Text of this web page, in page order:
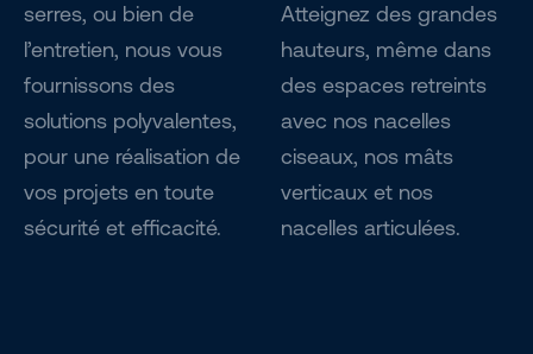
serres, ou bien de
l’entretien, nous vous
fournissons des
solutions polyvalentes,
pour une réalisation de
vos projets en toute
sécurité et efficacité.
Atteignez des grandes
hauteurs, même dans
des espaces retreints
avec nos nacelles
ciseaux, nos mâts
verticaux et nos
nacelles articulées.